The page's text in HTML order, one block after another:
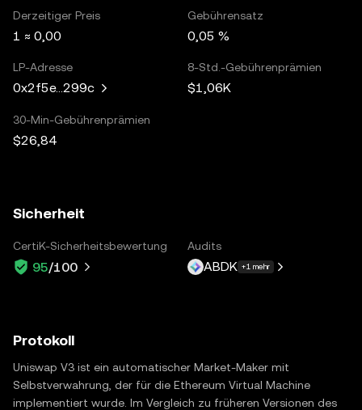
Derzeitiger Preis
1 ≈ 0,00
Gebührensatz
0,05 %
LP-Adresse
0x2f5e...299c
8-Std.-Gebührenprämien
$1,06K
30-Min-Gebührenprämien
$26,84
Sicherheit
CertiK-Sicherheitsbewertung
95/100
Audits
ABDK +1 mehr
Protokoll
Uniswap V3 ist ein automatischer Market-Maker mit
Selbstverwahrung, der für die Ethereum Virtual Machine
implementiert wurde. Im Vergleich zu früheren Versionen des